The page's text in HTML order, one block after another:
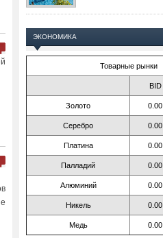
ЭКОНОМИКА
Товарные рынки
BID
Золото 0.00
Серебро 0.00
Платина 0.00
Палладий 0.00
Алюминий 0.00
Никель 0.00
Медь 0.00